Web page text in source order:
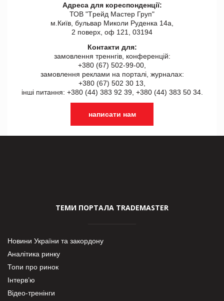
Адреса для кореспонденції:
ТОВ "Tрейд Мастер Груп"
м.Київ, бульвар Миколи Руденка 14а,
2 поверх, оф 121, 03194
Контакти для:
замовлення треннгів, конференцій:
+380 (67) 502-99-00,
замовлення реклами на порталі, журналах:
+380 (67) 502 30 13,
інші питання: +380 (44) 383 92 39, +380 (44) 383 50 34.
написати нам
ТЕМИ ПОРТАЛА TRADEMASTER
Новини України та закордону
Аналітика ринку
Топи про ринок
Інтерв’ю
Відео-тренінги